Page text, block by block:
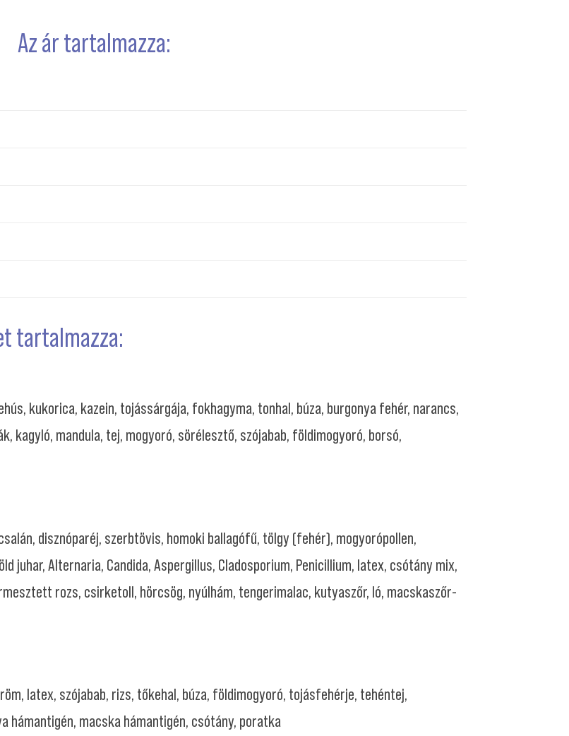
Az ár tartalmazza:
tartalmazza:
kukorica, kazein, tojássárgája, fokhagyma, tonhal, búza, burgonya fehér, narancs,
kagyló, mandula, tej, mogyoró, sörélesztő, szójabab, földimogyoró, borsó,
disznóparéj, szerbtövis, homoki ballagófű, tölgy (fehér), mogyorópollen,
Alternaria, Candida, Aspergillus, Cladosporium, Penicillium, latex, csótány mix,
rozs, csirketoll, hörcsög, nyúlhám, tengerimalac, kutyaszőr, ló, macskaszőr-
latex, szójabab, rizs, tőkehal, búza, földimogyoró, tojásfehérje, tehéntej,
hámantigén, macska hámantigén, csótány, poratka